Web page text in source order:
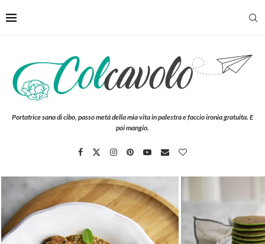
Portatrice sana di cibo, passo metà della mia vita in palestra e faccio ironia gratuita. E
poi mangio.